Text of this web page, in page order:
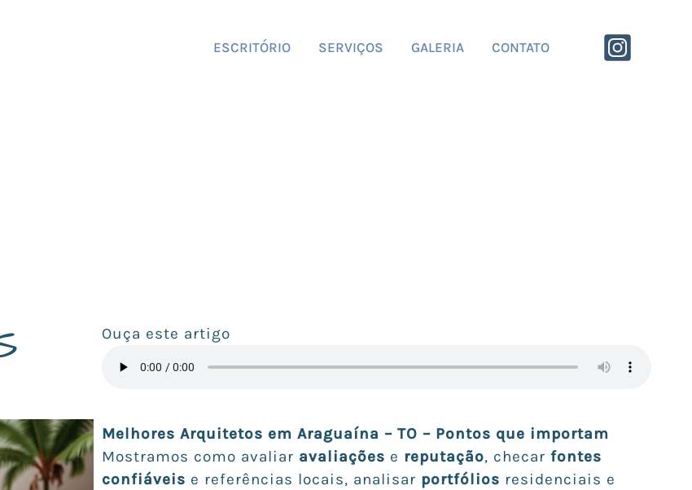
ESCRITÓRIO SERVIÇOS GALERIA CONTATO
Ouça este artigo
Melhores Arquitetos em Araguaína – TO – Pontos que importam
Mostramos como avaliar avaliações e reputação, checar fontes
confiáveis e referências locais, analisar portfólios residenciais e